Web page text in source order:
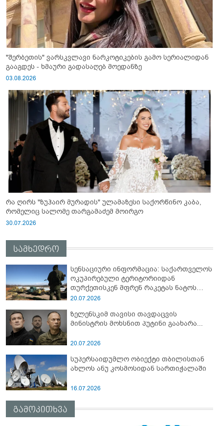
"შერბეთის" ვარსკვლავი ნარკოტიკების გამო სერიალიდან
გააგდეს - ხმაური გადასაღებ მოედანზე
03.08.2026
რა ღირს "ზუჰაირ მურადის" ულამაზესი საქორწინო კაბა,
რომელიც სალომე თარგამაძემ მოირგო
30.07.2026
სამხედრო
სენსაციური ინფორმაცია: საქართველოს
ოკუპირებული ტერიტორიიდან
თურქეთისკენ მფრენ რაკეტას ნატოს
სამიტი კინაღამ ჩაუშლია
20.07.2026
ზელენსკიმ თავისი თავდაცვის
მინისტრის მოხსნით პუტინი გაახარა...
20.07.2026
სუპერსაიდუმლო ობიექტი თბილისთან
ახლოს ანუ კოსმოსიდან სართიჭალაში
16.07.2026
გამოკითხვა